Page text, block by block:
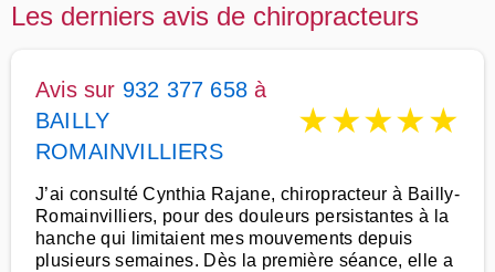
Les derniers avis de chiropracteurs
Avis sur 932 377 658 à
BAILLY
ROMAINVILLIERS
★★★★★
J’ai consulté Cynthia Rajane, chiropracteur à Bailly-
Romainvilliers, pour des douleurs persistantes à la
hanche qui limitaient mes mouvements depuis
plusieurs semaines. Dès la première séance, elle a